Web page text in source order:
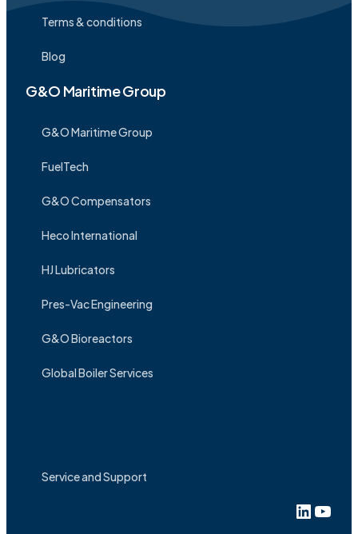
Terms & conditions
Blog
G&O Maritime Group
G&O Maritime Group
FuelTech
G&O Compensators
Heco International
HJ Lubricators
Pres-Vac Engineering
G&O Bioreactors
Global Boiler Services
Service and Support